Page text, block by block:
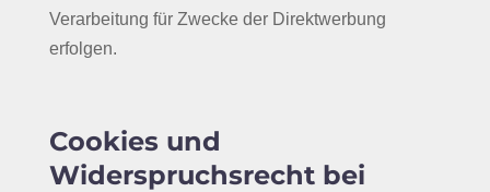
Verarbeitung für Zwecke der Direktwerbung
erfolgen.
Cookies und
Widerspruchsrecht bei